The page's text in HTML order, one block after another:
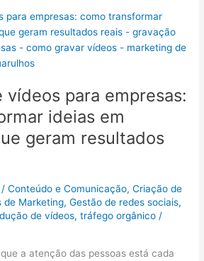
vídeos para empresas:
ideias em
geram resultados
/Conteúdo e Comunicação,Criação de
de Marketing,Gestão de redes sociais,
de vídeos,tráfego orgânico /
a atenção das pessoas está cada